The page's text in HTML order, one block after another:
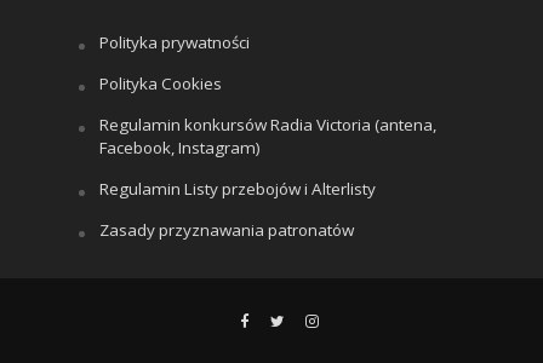
Polityka prywatności
Polityka Cookies
Regulamin konkursów Radia Victoria (antena,
Facebook, Instagram)
Regulamin Listy przebojów i Alterlisty
Zasady przyznawania patronatów